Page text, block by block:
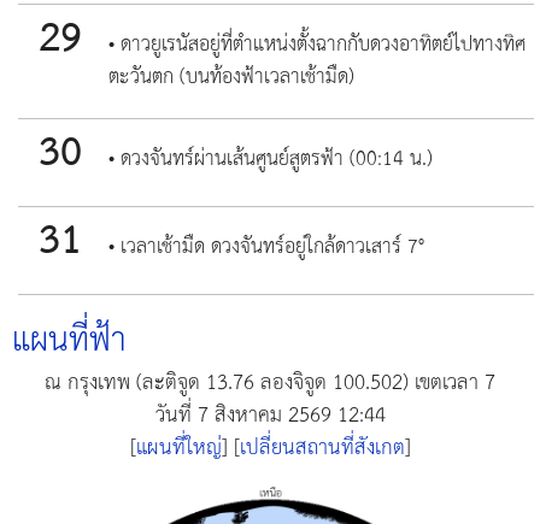
29
• ดาวยูเรนัสอยู่ที่ตำแหน่งตั้งฉากกับดวงอาทิตย์ไปทางทิศ
ตะวันตก (บนท้องฟ้าเวลาเช้ามืด)
30 • ดวงจันทร์ผ่านเส้นศูนย์สูตรฟ้า (00:14 น.)
31 • เวลาเช้ามืด ดวงจันทร์อยู่ใกล้ดาวเสาร์ 7°
แผนที่ฟ้า
ณ กรุงเทพ (ละติจูด 13.76 ลองจิจูด 100.502) เขตเวลา 7
วันที่ 7 สิงหาคม 2569 12:44
[แผนที่ใหญ่] [เปลี่ยนสถานที่สังเกต]